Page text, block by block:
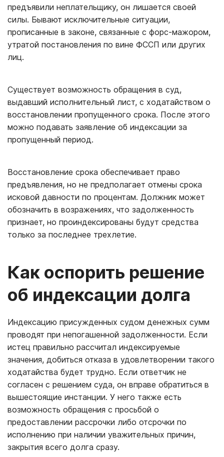
предъявили неплательщику, он лишается своей
силы. Бывают исключительные ситуации,
прописанные в законе, связанные с форс-мажором,
утратой постановления по вине ФССП или других
лиц.
Существует возможность обращения в суд,
выдавший исполнительный лист, с ходатайством о
восстановлении пропущенного срока. После этого
можно подавать заявление об индексации за
пропущенный период.
Восстановление срока обеспечивает право
предъявления, но не предполагает отмены срока
исковой давности по процентам. Должник может
обозначить в возражениях, что задолженность
признает, но проиндексированы будут средства
только за последнее трехлетие.
Как оспорить решение
об индексации долга
Индексацию присужденных судом денежных сумм
проводят при непогашенной задолженности. Если
истец правильно рассчитал индексируемые
значения, добиться отказа в удовлетворении такого
ходатайства будет трудно. Если ответчик не
согласен с решением суда, он вправе обратиться в
вышестоящие инстанции. У него также есть
возможность обращения с просьбой о
предоставлении рассрочки либо отсрочки по
исполнению при наличии уважительных причин,
закрытия всего долга сразу.